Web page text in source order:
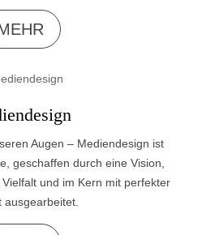
Augen – Mediendesign ist
geschaffen durch eine Vision,
und im Kern mit perfekter
ausgearbeitet.